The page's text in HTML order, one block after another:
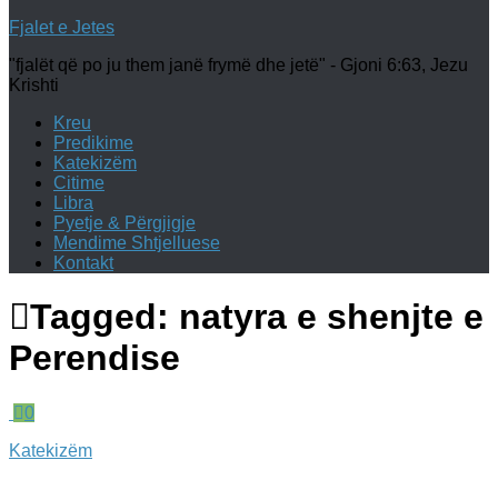
Fjalet e Jetes
"fjalët që po ju them janë frymë dhe jetë" - Gjoni 6:63, Jezu
Krishti
Kreu
Predikime
Katekizëm
Citime
Libra
Pyetje & Përgjigje
Mendime Shtjelluese
Kontakt
Tagged: natyra e shenjte e
Perendise
0
Katekizëm